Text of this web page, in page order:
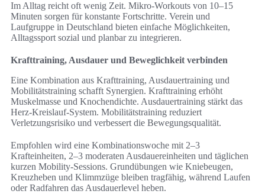
Im Alltag reicht oft wenig Zeit. Mikro-Workouts von 10–15
Minuten sorgen für konstante Fortschritte. Verein und
Laufgruppe in Deutschland bieten einfache Möglichkeiten,
Alltagssport sozial und planbar zu integrieren.
Krafttraining, Ausdauer und Beweglichkeit verbinden
Eine Kombination aus Krafttraining, Ausdauertraining und
Mobilitätstraining schafft Synergien. Krafttraining erhöht
Muskelmasse und Knochendichte. Ausdauertraining stärkt das
Herz-Kreislauf-System. Mobilitätstraining reduziert
Verletzungsrisiko und verbessert die Bewegungsqualität.
Empfohlen wird eine Kombinationswoche mit 2–3
Krafteinheiten, 2–3 moderaten Ausdauereinheiten und täglichen
kurzen Mobility-Sessions. Grundübungen wie Kniebeugen,
Kreuzheben und Klimmzüge bleiben tragfähig, während Laufen
oder Radfahren das Ausdauerlevel heben.